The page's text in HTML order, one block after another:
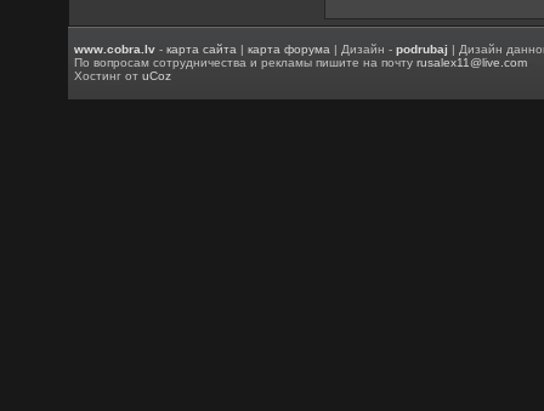
www.cobra.lv -карта сайта |карта форума | Дизайн -podrubaj | Дизайн
По вопросам сотрудничества и рекламы пишите на почтуrusalex11@live.com
Хостинг отuCoz